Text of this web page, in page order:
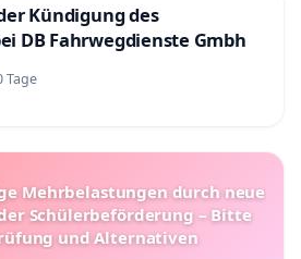
Kündigung des
DB Fahrwegdienste Gmbh
Tage
Mehrbelastungen durch neue
Schülerbeförderung – Bitte
und Alternativen